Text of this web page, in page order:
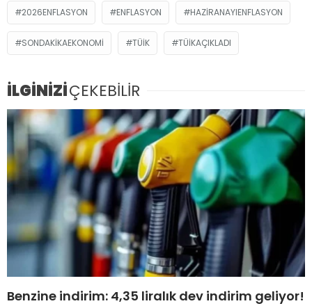
2026ENFLASYON ENFLASYON HAZIRANAYIENFLASYON
SONDAKIKAEKONOMI TÜİK TÜIKAÇIKLADI
İLGİNİZİÇEKEBİLİR
Benzine indirim: 4,35 liralık dev indirim geliyor!